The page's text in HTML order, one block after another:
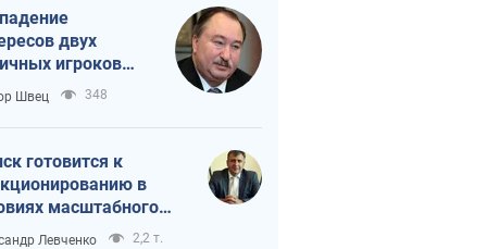
двух
игроков
план
и Путина?
Швец 348
готовится к
в
масштабного
кризиса
Левченко 2,2 т.